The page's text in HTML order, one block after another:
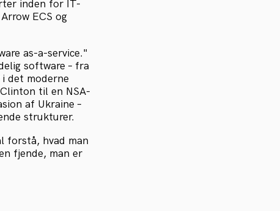
inden for IT-
ECS og
as-a-service."
software – fra
det moderne
til en NSA-
af Ukraine –
strukturer.
forstå, hvad man
fjende, man er